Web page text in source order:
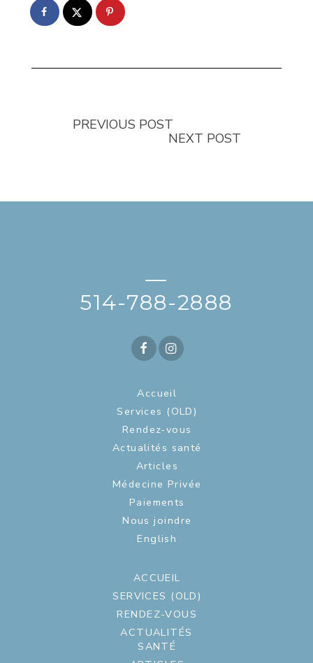
PREVIOUS POST
NEXT POST
—
514-788-2888
Accueil
Services (OLD)
Rendez-vous
Actualités santé
Articles
Médecine Privée
Paiements
Nous joindre
English
ACCUEIL
SERVICES (OLD)
RENDEZ-VOUS
ACTUALITÉS
SANTÉ